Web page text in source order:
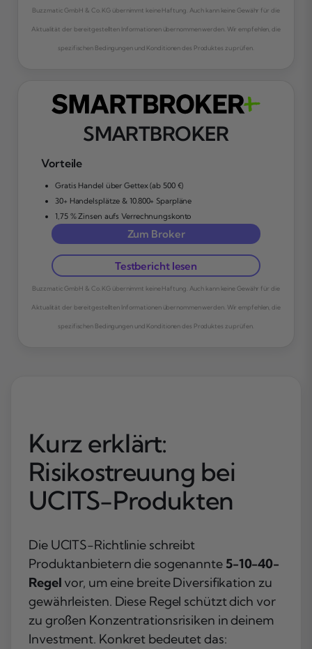
Buzzmatic GmbH & Co. KG übernimmt keine Haftung. Auch kann keine Gewähr für die
Aktualität der bereitgestellten Informationen übernommen werden. Wir empfehlen, die
spezifischen Bedingungen und Konditionen des Produktes zu prüfen.
SMARTBROKER
Vorteile
Gratis Handel über Gettex (ab 500 €)
30+ Handelsplätze & 10.800+ Sparpläne
1,75 % Zinsen aufs Verrechnungskonto
Zum Broker
Testbericht lesen
Buzzmatic GmbH & Co. KG übernimmt keine Haftung. Auch kann keine Gewähr für die
Aktualität der bereitgestellten Informationen übernommen werden. Wir empfehlen, die
spezifischen Bedingungen und Konditionen des Produktes zu prüfen.
Kurz erklärt:
Risikostreuung bei
UCITS-Produkten
Die UCITS-Richtlinie schreibt
Produktanbietern die sogenannte 5-10-40-
Regel vor, um eine breite Diversifikation zu
gewährleisten. Diese Regel schützt dich vor
zu großen Konzentrationsrisiken in deinem
Investment. Konkret bedeutet das: